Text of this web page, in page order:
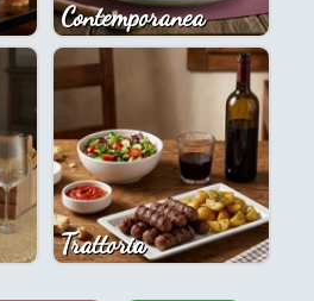
Contemporanea
Trattoria